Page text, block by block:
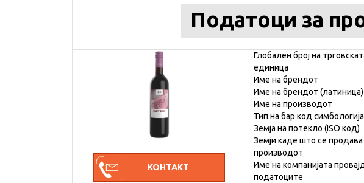
Податоци за
Глобален број на
единица
Име на брендот
Име на брендот (латиница)
Име на производот
Тип на бар код симбологија
Земја на потекло (ISO код)
Земји каде што се продава
производот
Име на компанијата
податоците